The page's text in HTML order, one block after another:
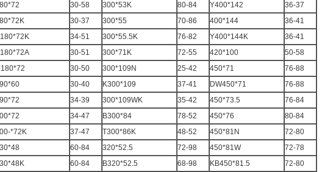
30-58 300*53K 80-84 Y400*142
36-37
30-37 300*55 70-86 400*144
36-41
34-51 300*55.5K 76-82 Y400*144K
36-41
30-51 300*71K 72-55 420*100
50-58
30-50 300*109N 25-42 450*71
76-88
30-40 K300*109 37-41 DW450*71
76-88
34-39 300*109WK 35-42 450*73.5
76-84
34-47 B300*84 78-52 450*76
80-84
*72K
37-47 T300*86K 48-52 450*81N
72-80
60-84 320*52.5 72-98 450*81W
72-78
60-84 B320*52.5 68-98 KB450*81.5
72-80